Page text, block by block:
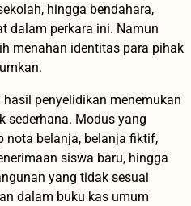
hingga bendahara,
dalam perkara ini. Namun
menahan identitas para pihak
penyelidikan menemukan
sederhana. Modus yang
nota belanja, belanja fiktif,
siswa baru, hingga
yang tidak sesuai
dalam buku kas umum